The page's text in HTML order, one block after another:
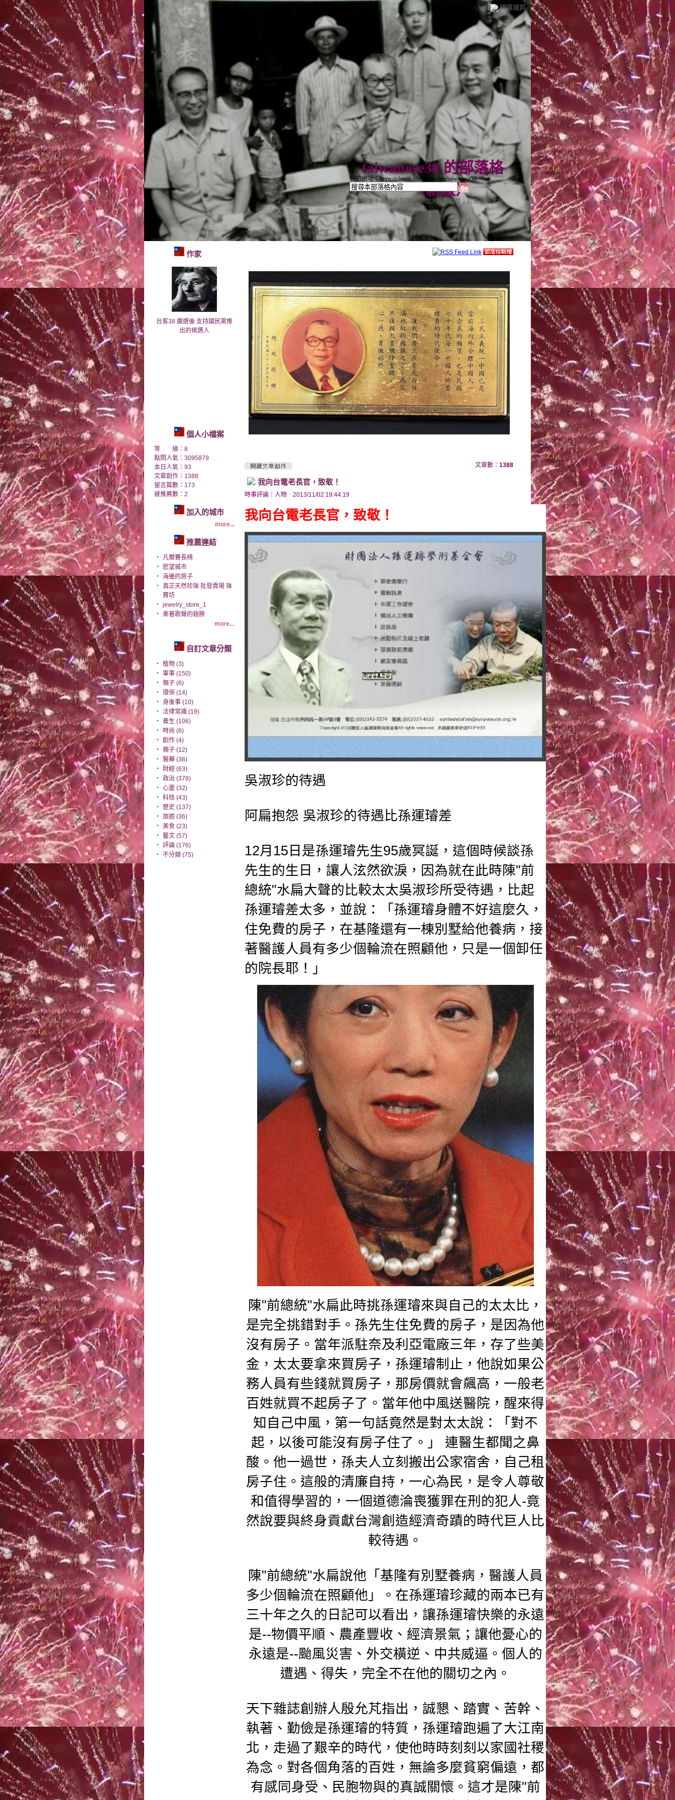
網路城邦
taiwanese38 的部落格
（新版）
首頁 文章創作 個人相簿 訪客簿 作家簡介
加入好友｜推薦此部落格 ｜加入我的最愛｜訂閱最新文章
我的網址：https://classic-blog.udn.com/taiwanese38
作家
台客38 嚴選後 支持國民黨推
出的候選人
個人小檔案
等 級：8
點閱人氣：3095879
本日人氣：93
文章創作：1388
留言篇數：173
被推薦數： 2
加入的城市
more...
推薦連結
‧
凡爾賽長椅
‧ 慾望城市
‧ 海邊的房子
‧ 真正天然珍珠 批發賣場 珠
寶坊
‧ jewelry_store_1
‧ 乘著歌聲的翅膀
more...
自訂文章分類
‧ 植物 (3)
‧ 軍事 (150)
‧ 親子 (6)
‧ 環保 (14)
‧ 身後事 (10)
‧ 法律常識 (19)
‧ 養生 (106)
‧
時尚 (6)
‧ 創作 (4)
‧ 親子 (12)
‧ 醫藥 (38)
‧
財經 (63)
‧ 政治 (378)
‧ 心靈 (32)
‧ 科技 (43)
‧ 歷史 (137)
‧ 旅遊 (36)
‧ 美食 (23)
‧ 藝文 (57)
‧ 評論 (176)
‧ 不分類 (75)
文章數： 1388
我向台電老長官，致敬！
時事評論 人物 2013/11/02 19:44:19
我向台電老長官，致敬！
吳淑珍的待遇
阿扁抱怨 吳淑珍的待遇比孫運璿差
12月15日是孫運璿先生95歲冥誕，這個時候談孫
先生的生日，讓人泫然欲淚，因為就在此時陳"前
總統"水扁大聲的比較太太吳淑珍所受待遇，比起
孫運璿差太多，並說：「孫運璿身體不好這麼久，
住免費的房子，在基隆還有一棟別墅給他養病，接
著醫護人員有多少個輪流在照顧他，只是一個卸任
的院長耶！」
陳"前總統"水扁此時挑孫運璿來與自己的太太比，
是完全挑錯對手。孫先生住免費的房子，是因為他
沒有房子。 當年派駐奈及利亞電廠三年，存了些美
金，太太要拿來買房子， 孫運璿制止，他說如果公
務人員有些錢就買房子，那房價就會飆高， 一般老
百姓就買不起房子了。當年他中風送醫院， 醒來得
知自己中風，第一句話竟然是對太太說：「對不
起， 以後可能沒有房子住了。」 連醫生都聞之鼻
酸。他一過世，孫夫人立刻搬出公家宿舍， 自己租
房子住。這般的清廉自持，一心為民， 是令人尊敬
和值得學習的，一個道德淪喪獲罪在刑的犯人-竟
然說要與終身貢獻台灣創造經濟奇蹟的時代巨人比
較待遇。
陳"前總統"水扁說他「基隆有別墅養病， 醫護人員
多少個輪流在照顧他」。 在孫運璿珍藏的兩本已有
三十年之久的日記可以看出， 讓孫運璿快樂的永遠
是--物價平順、農產豐收、經濟景氣； 讓他憂心的
永遠是--颱風災害、外交橫逆、中共威逼。 個人的
遭遇、得失，完全不在他的關切之內。
天下雜誌創辦人殷允芃指出，誠懇、踏實、苦幹、
執著、 勤儉是孫運璿的特質，孫運璿跑遍了大江南
北，走過了艱辛的時代， 使他時時刻刻以家國社稷
為念。對各個角落的百姓， 無論多麼貧窮偏遠，都
有感同身受、民胞物與的真誠關懷。這才是陳"前